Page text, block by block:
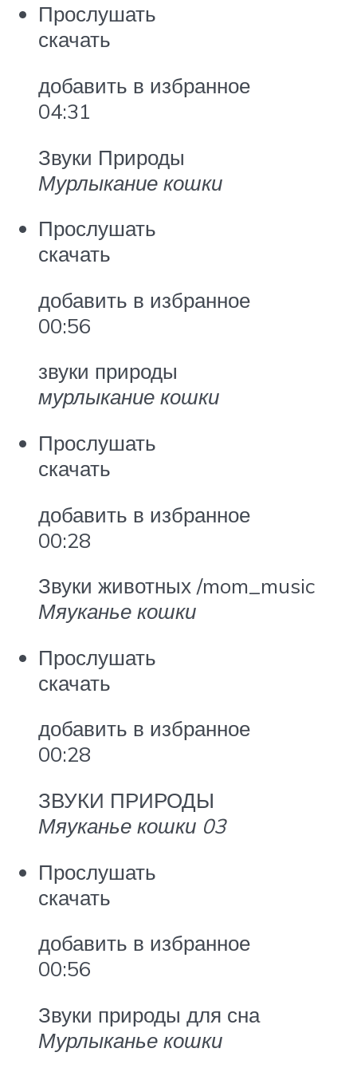
Прослушать
скачать
добавить в избранное
04:31
Звуки Природы
Мурлыкание кошки
Прослушать
скачать
добавить в избранное
00:56
звуки природы
мурлыкание кошки
Прослушать
скачать
добавить в избранное
00:28
Звуки животных /mom_music
Мяуканье кошки
Прослушать
скачать
добавить в избранное
00:28
ЗВУКИ ПРИРОДЫ
Мяуканье кошки 03
Прослушать
скачать
добавить в избранное
00:56
Звуки природы для сна
Мурлыканье кошки